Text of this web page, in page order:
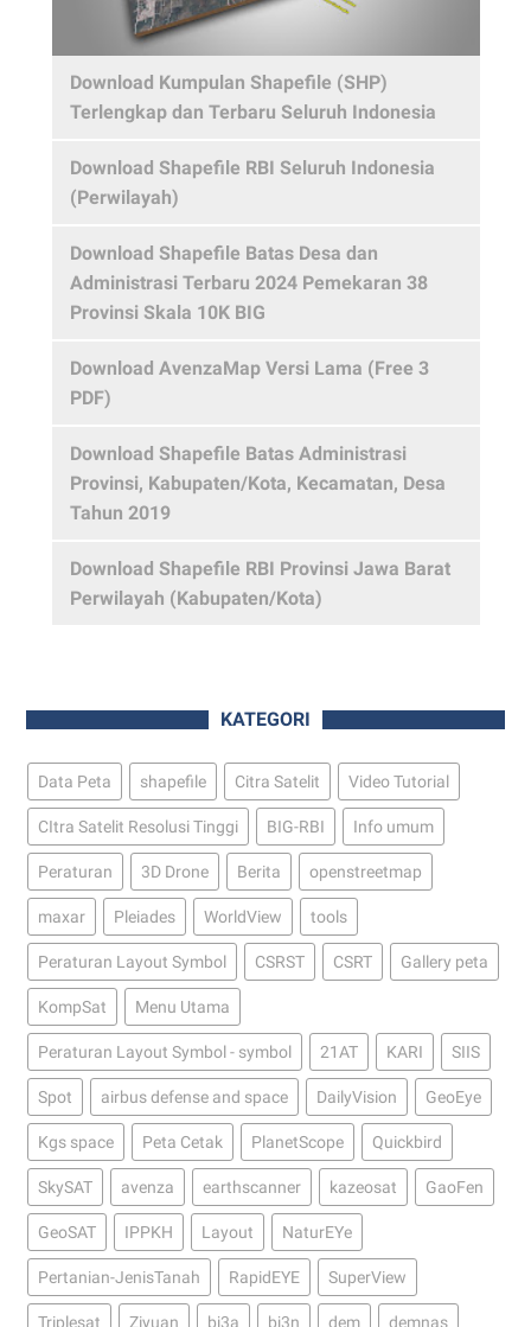
Download Kumpulan Shapefile (SHP)
Terlengkap dan Terbaru Seluruh Indonesia
Download Shapefile RBI Seluruh Indonesia
(Perwilayah)
Download Shapefile Batas Desa dan
Administrasi Terbaru 2024 Pemekaran 38
Provinsi Skala 10K BIG
Download AvenzaMap Versi Lama (Free 3
PDF)
Download Shapefile Batas Administrasi
Provinsi, Kabupaten/Kota, Kecamatan, Desa
Tahun 2019
Download Shapefile RBI Provinsi Jawa Barat
Perwilayah (Kabupaten/Kota)
KATEGORI
Data Peta shapefile Citra Satelit Video Tutorial
CItra Satelit Resolusi Tinggi BIG-RBI Info umum
Peraturan 3D Drone Berita openstreetmap
maxar Pleiades WorldView tools
Peraturan Layout Symbol CSRST CSRT Gallery peta
KompSat Menu Utama
Peraturan Layout Symbol - symbol 21AT KARI SIIS
Spot airbus defense and space DailyVision GeoEye
Kgs space Peta Cetak PlanetScope Quickbird
SkySAT avenza earthscanner kazeosat GaoFen
GeoSAT IPPKH Layout NaturEYe
Pertanian-JenisTanah RapidEYE SuperView
Triplesat Ziyuan bj3a bj3n dem demnas